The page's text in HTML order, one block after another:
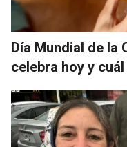
Día Mundial de la
celebra hoy y